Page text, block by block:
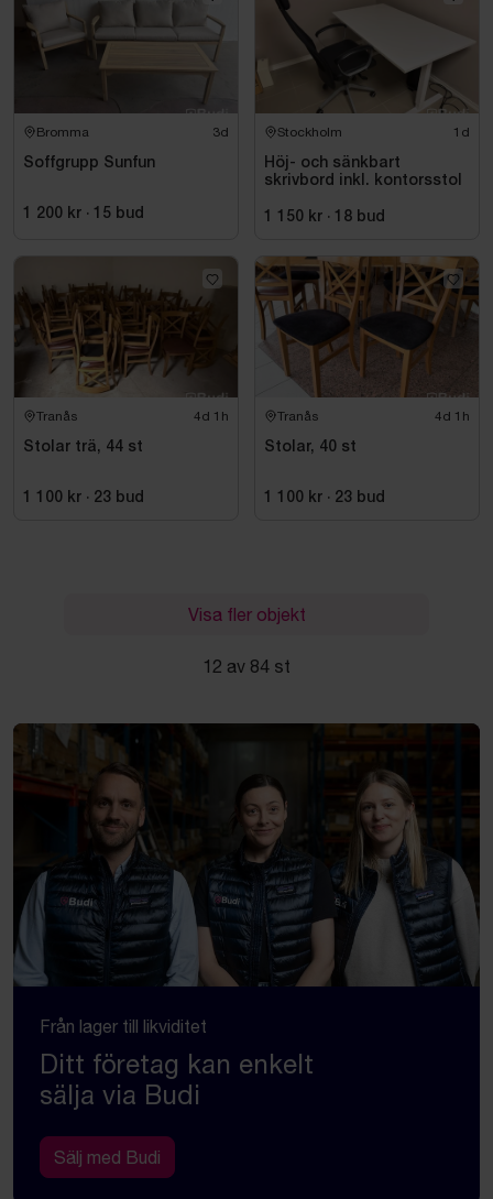
Bromma 3d
Soffgrupp Sunfun
1 200 kr · 15 bud
Stockholm 1d
Höj- och sänkbart
skrivbord inkl. kontorsstol
1 150 kr · 18 bud
Tranås 4d 1h
Stolar trä, 44 st
1 100 kr · 23 bud
Tranås 4d 1h
Stolar, 40 st
1 100 kr · 23 bud
Visa fler objekt
12 av 84 st
Från lager till likviditet
Ditt företag kan enkelt
sälja via Budi
Sälj med Budi